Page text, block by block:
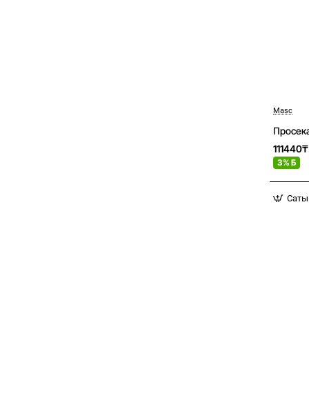
Masc
111440₸
3% Б